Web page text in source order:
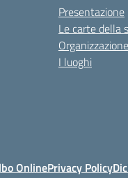
Presentazione
Le carte della
Organizzazione
I luoghi
OnlinePrivacy Policy